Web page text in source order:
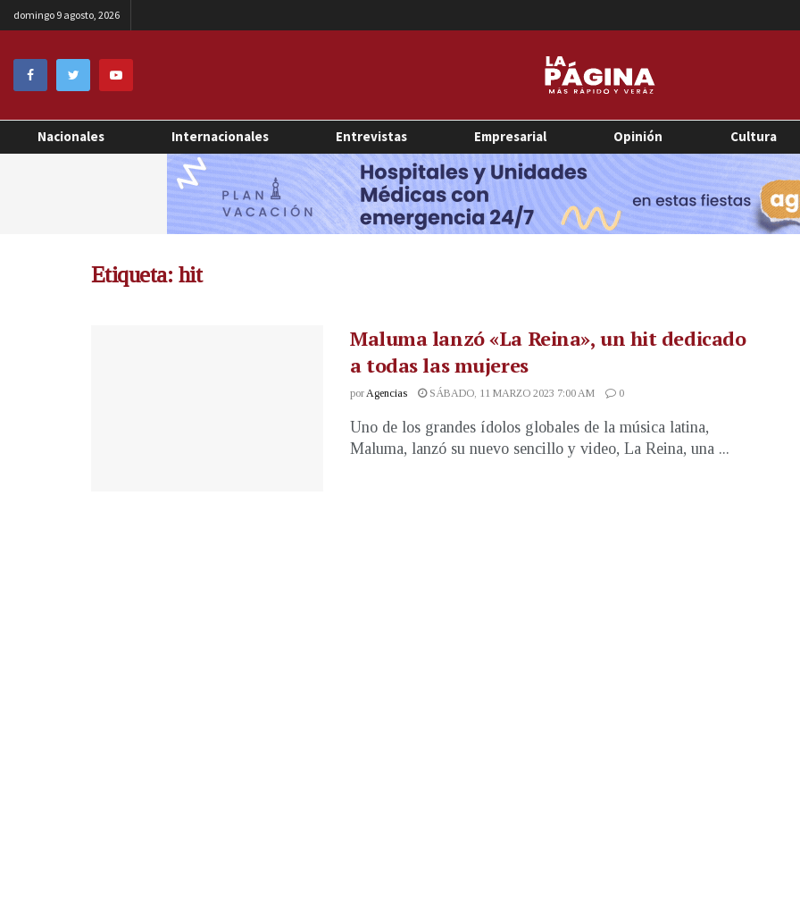
domingo 9 agosto, 2026
Nacionales Internacionales Entrevistas Empresarial Opinión Cultura
Etiqueta: hit
Maluma lanzó «La Reina», un hit dedicado
a todas las mujeres
porAgencias SÁBADO, 11 MARZO 2023 7:00 AM 0
Uno de los grandes ídolos globales de la música latina,
Maluma, lanzó su nuevo sencillo y video, La Reina, una ...